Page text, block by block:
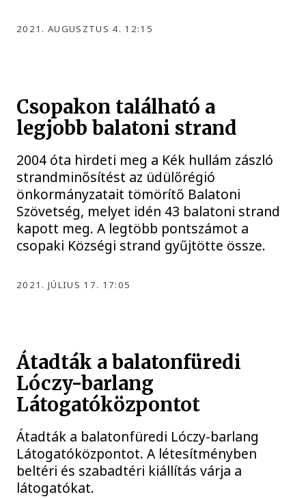
2021. AUGUSZTUS 4. 12:15
Csopakon található a
legjobb balatoni strand
2004 óta hirdeti meg a Kék hullám zászló
strandminősítést az üdülőrégió
önkormányzatait tömörítő Balatoni
Szövetség, melyet idén 43 balatoni strand
kapott meg. A legtöbb pontszámot a
csopaki Községi strand gyűjtötte össze.
2021. JÚLIUS 17. 17:05
Átadták a balatonfüredi
Lóczy-barlang
Látogatóközpontot
Átadták a balatonfüredi Lóczy-barlang
Látogatóközpontot. A létesítményben
beltéri és szabadtéri kiállítás várja a
látogatókat.